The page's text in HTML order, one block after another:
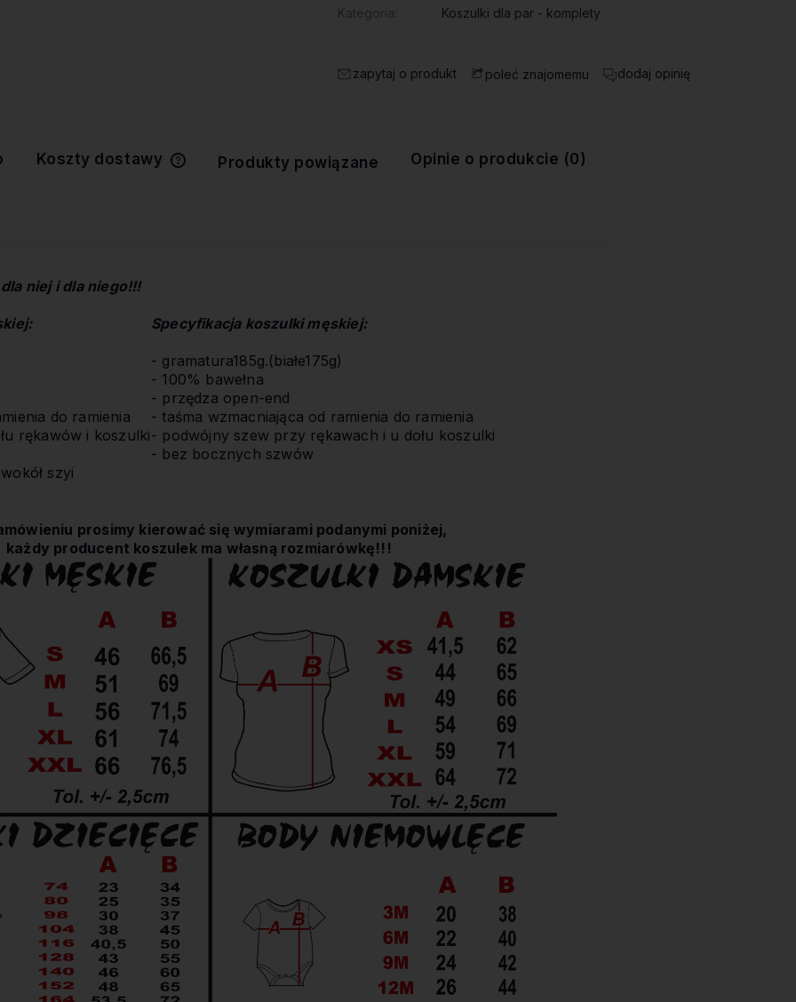
Koszulki dla par - komplety
zapytaj o produkt poleć znajomemu dodaj opinię
Koszty dostawy Produkty powiązane Opinie o produkcie (0)
niej i dla niego!!!
do ramienia
rękawów i koszulki
szyi
Specyfikacja koszulki męskiej:
- gramatura185g.(białe175g)
- 100% bawełna
- przędza open-end
- taśma wzmacniająca od ramienia do ramienia
- podwójny szew przy rękawach i u dołu koszulki
- bez bocznych szwów
prosimy kierować się wymiarami podanymi poniżej,
każdy producent koszulek ma własną rozmiarówkę!!!